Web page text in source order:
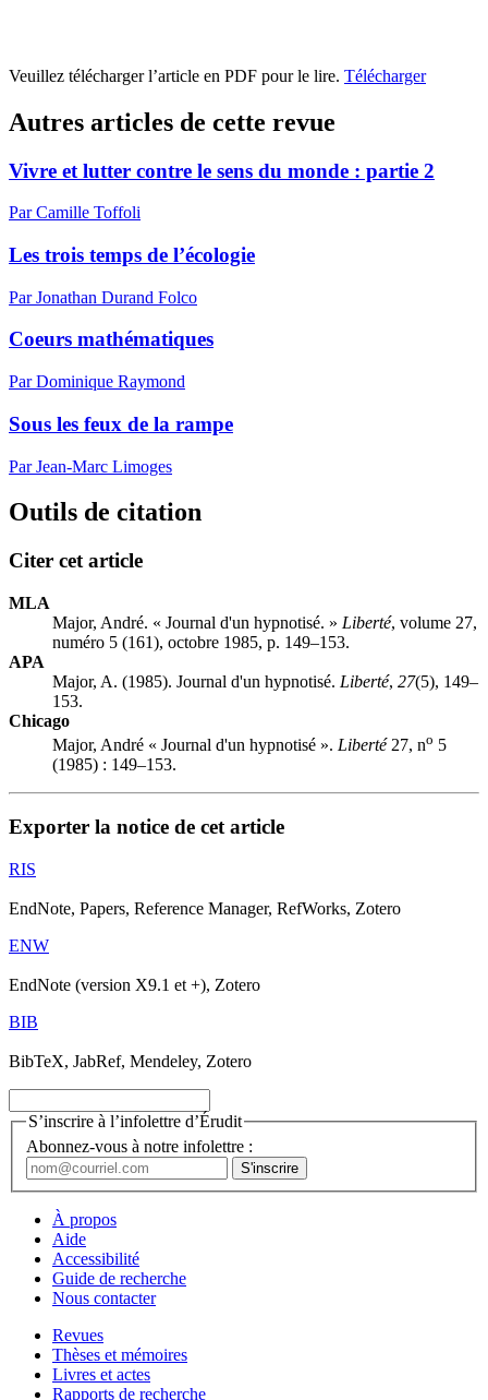
Veuillez télécharger l’article en PDF pour le lire. Télécharger
Autres articles de cette revue
Vivre et lutter contre le sens du monde : partie 2
Par Camille Toffoli
Les trois temps de l’écologie
Par Jonathan Durand Folco
Coeurs mathématiques
Par Dominique Raymond
Sous les feux de la rampe
Par Jean-Marc Limoges
Outils de citation
Citer cet article
MLA
Major, André. « Journal d'un hypnotisé. » Liberté, volume 27,
numéro 5 (161), octobre 1985, p. 149–153.
APA
Major, A. (1985). Journal d'un hypnotisé. Liberté, 27(5), 149–
153.
Chicago
Major, André « Journal d'un hypnotisé ». Liberté27, no 5
(1985) : 149–153.
Exporter la notice de cet article
RIS
EndNote, Papers, Reference Manager, RefWorks, Zotero
ENW
EndNote (version X9.1 et +), Zotero
BIB
BibTeX, JabRef, Mendeley, Zotero
S’inscrire à l’infolettre d’Érudit
Abonnez-vous à notre infolettre :
À propos
Aide
Accessibilité
Guide de recherche
Nous contacter
Revues
Thèses et mémoires
Livres et actes
Rapports de recherche